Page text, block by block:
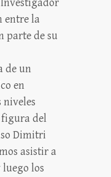
entre la
parte de su
de un
en
niveles
figura del
Dimitri
asistir a
luego los